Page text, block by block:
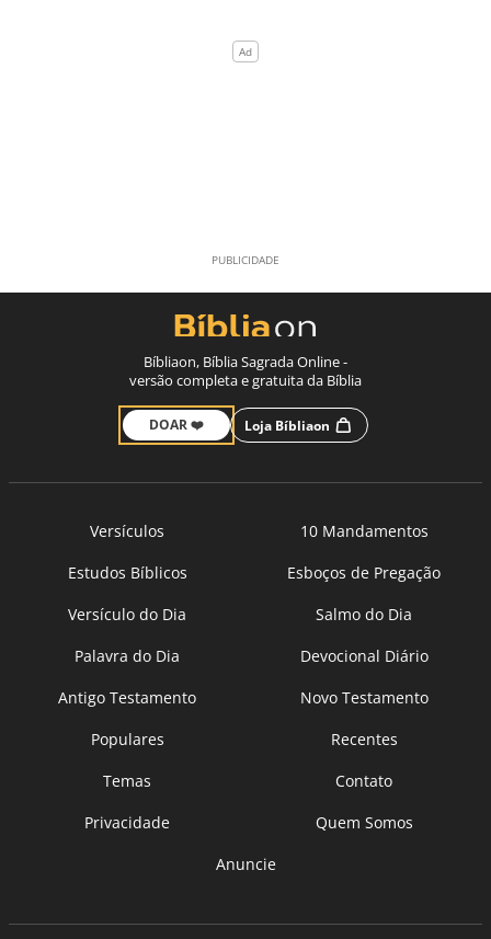
Bíbliaon, Bíblia Sagrada Online -
versão completa e gratuita da Bíblia
DOAR ❤️ Loja Bíbliaon
Versículos
10 Mandamentos
Estudos Bíblicos
Esboços de Pregação
Versículo do Dia
Salmo do Dia
Palavra do Dia
Devocional Diário
Antigo Testamento
Novo Testamento
Populares
Recentes
Temas
Contato
Privacidade
Quem Somos
Anuncie